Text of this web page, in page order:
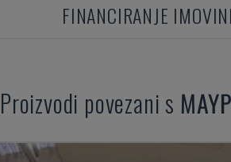
FINANCIRANJE
Proizvodi povezani s